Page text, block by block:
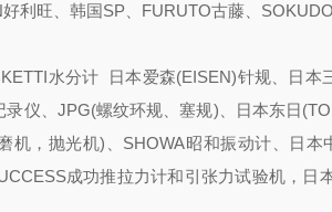
利旺、韩国SP、FURUTO古藤、
水分计 日本爱森(EISEN)针规、日本
仪、JPG(螺纹环规、塞规)、日本东日
机，抛光机)、SHOWA昭和振动计、日
成功推拉力计和引张力试验机，日